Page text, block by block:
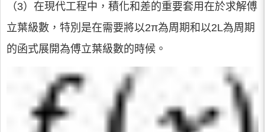
（3）在現代工程中，積化和差的重要套用在於求解傅
立葉級數，特別是在需要將以2π為周期和以2L為周期
的函式展開為傅立葉級數的時候。